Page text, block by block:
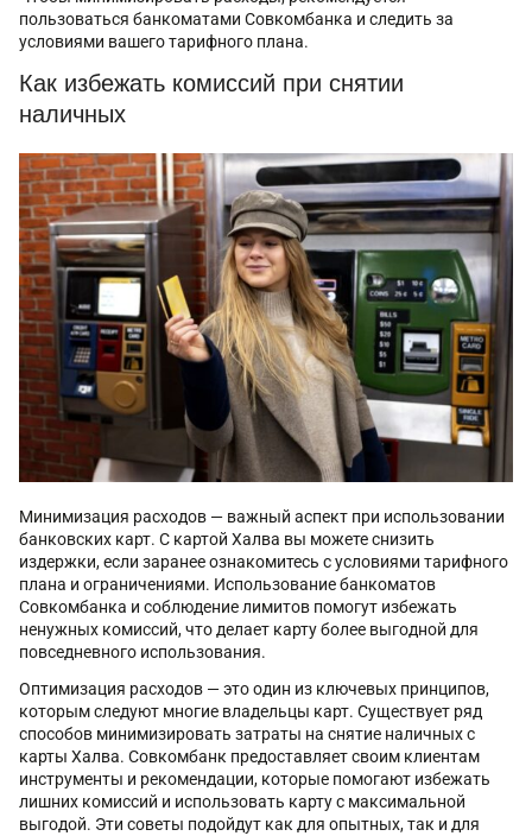
пользоваться банкоматами Совкомбанка и следить за
условиями вашего тарифного плана.
Как избежать комиссий при снятии
наличных
Минимизация расходов — важный аспект при использовании
банковских карт. С картой Халва вы можете снизить
издержки, если заранее ознакомитесь с условиями тарифного
плана и ограничениями. Использование банкоматов
Совкомбанка и соблюдение лимитов помогут избежать
ненужных комиссий, что делает карту более выгодной для
повседневного использования.
Оптимизация расходов — это один из ключевых принципов,
которым следуют многие владельцы карт. Существует ряд
способов минимизировать затраты на снятие наличных с
карты Халва. Совкомбанк предоставляет своим клиентам
инструменты и рекомендации, которые помогают избежать
лишних комиссий и использовать карту с максимальной
выгодой. Эти советы подойдут как для опытных, так и для